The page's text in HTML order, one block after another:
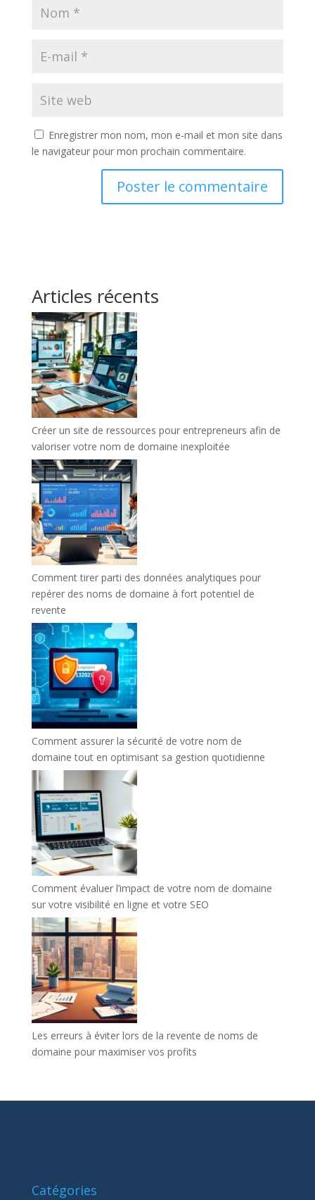
Enregistrer mon nom, mon e-mail et mon site dans
le navigateur pour mon prochain commentaire.
Articles récents
Créer un site de ressources pour entrepreneurs afin de
valoriser votre nom de domaine inexploitée
Comment tirer parti des données analytiques pour
repérer des noms de domaine à fort potentiel de
revente
Comment assurer la sécurité de votre nom de
domaine tout en optimisant sa gestion quotidienne
Comment évaluer l’impact de votre nom de domaine
sur votre visibilité en ligne et votre SEO
Les erreurs à éviter lors de la revente de noms de
domaine pour maximiser vos profits
Catégories